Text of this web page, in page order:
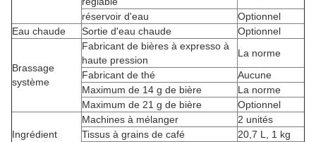
réservoir d'eau
Optionnel
Eau chaude
Sortie d'eau chaude Optionnel
Brassage
système
Fabricant de bières à expresso à
haute pression
La norme
Fabricant de thé
Aucune
Maximum de 14 g de bière
La norme
Maximum de 21 g de bière
Optionnel
Ingrédient
Machines à mélanger
2 unités
Tissus à grains de café
20,7 L, 1 kg